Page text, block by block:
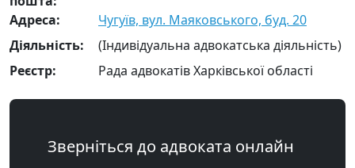
Адреса:
Чугуїв, вул. Маяковського, буд. 20
Діяльність:
(Індивідуальна адвокатська діяльність)
Реєстр:
Рада адвокатів Харківської області
Зверніться до адвоката онлайн